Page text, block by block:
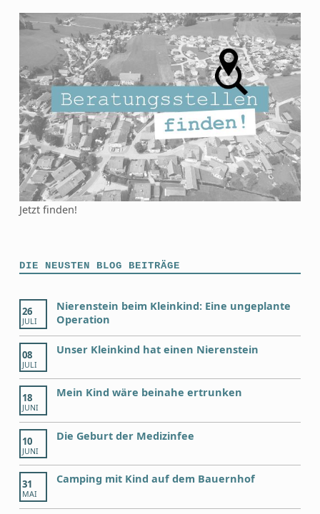
Jetzt finden!
DIE NEUSTEN BLOG BEITRÄGE
26
JULI
Nierenstein beim Kleinkind: Eine ungeplante
Operation
08
JULI
Unser Kleinkind hat einen Nierenstein
18
JUNI
Mein Kind wäre beinahe ertrunken
10
JUNI
Die Geburt der Medizinfee
31
MAI
Camping mit Kind auf dem Bauernhof